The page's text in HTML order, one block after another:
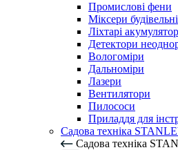
Промислові фени
Міксери будівельні
Ліхтарі
Детектори
Вологоміри
Дальноміри
Лазери
Вентилятори
Пилососи
Приладдя для
Садова техніка
Садова техніка